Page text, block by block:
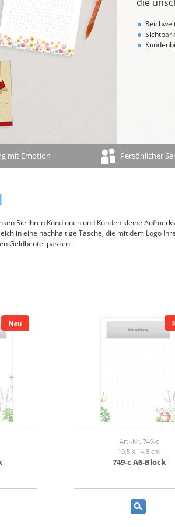
Kalender
weisheiten
Horoskop
Jahresübersicht auf der Rückwand
mit Emotion Persönlicher
Sie Ihren Kundinnen und Kunden kleine
in eine nachhaltige Tasche, die mit dem Logo
Geldbeutel passen.
Art.-Nr. 749-c
10,5 x 14,8 cm
749-c A6-Block